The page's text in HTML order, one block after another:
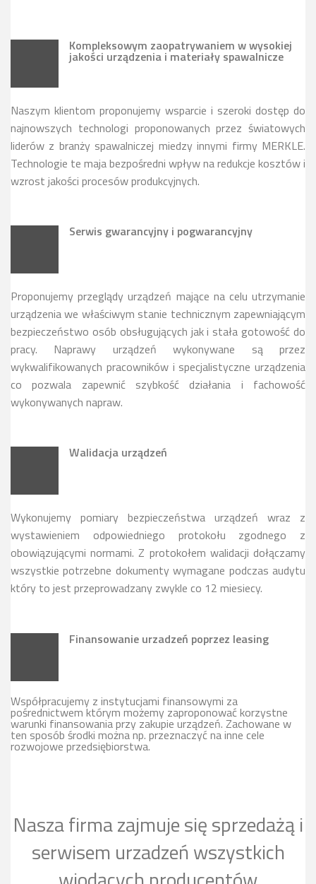
Kompleksowym zaopatrywaniem w wysokiej
jakości urządzenia i materiały spawalnicze
Naszym klientom proponujemy wsparcie i szeroki dostęp do
najnowszych technologi proponowanych przez światowych
liderów z branży spawalniczej miedzy innymi firmy MERKLE.
Technologie te maja bezpośredni wpływ na redukcje kosztów i
wzrost jakości procesów produkcyjnych.
Serwis gwarancyjny i pogwarancyjny
Proponujemy przeglądy urządzeń mające na celu utrzymanie
urządzenia we właściwym stanie technicznym zapewniającym
bezpieczeństwo osób obsługujących jak i stała gotowość do
pracy. Naprawy urządzeń wykonywane są przez
wykwalifikowanych pracowników i specjalistyczne urządzenia
co pozwala zapewnić szybkość działania i fachowość
wykonywanych napraw.
Walidacja urządzeń
Wykonujemy pomiary bezpieczeństwa urządzeń wraz z
wystawieniem odpowiedniego protokołu zgodnego z
obowiązującymi normami. Z protokołem walidacji dołączamy
wszystkie potrzebne dokumenty wymagane podczas audytu
który to jest przeprowadzany zwykle co 12 miesiecy.
Finansowanie urzadzeń poprzez leasing
Współpracujemy z instytucjami finansowymi za
pośrednictwem którym możemy zaproponować korzystne
warunki finansowania przy zakupie urządzeń. Zachowane w
ten sposób środki można np. przeznaczyć na inne cele
rozwojowe przedsiębiorstwa.
Nasza firma zajmuje się sprzedażą i
serwisem urzadzeń wszystkich